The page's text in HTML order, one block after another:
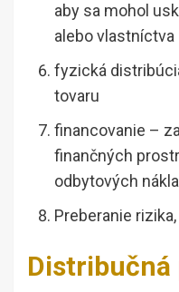
aby sa mohol
alebo vlastníctva
fyzická
tovaru
financovanie –
finančných
odbytových
Preberanie